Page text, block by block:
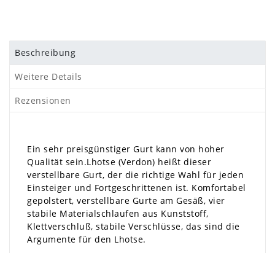
Beschreibung
Weitere Details
Rezensionen
Ein sehr preisgünstiger Gurt kann von hoher
Qualität sein.Lhotse (Verdon) heißt dieser
verstellbare Gurt, der die richtige Wahl für jeden
Einsteiger und Fortgeschrittenen ist. Komfortabel
gepolstert, verstellbare Gurte am Gesäß, vier
stabile Materialschlaufen aus Kunststoff,
Klettverschluß, stabile Verschlüsse, das sind die
Argumente für den Lhotse.